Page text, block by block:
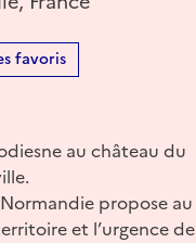
favoris
au château du
propose au
et l’urgence de